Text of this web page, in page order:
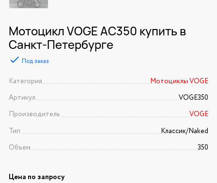
Мотоцикл VOGE AC350 купить в
Санкт-Петербурге
Под заказ
Категория
Мотоциклы VOGE
Артикул
VOGE350
Производитель
VOGE
Тип
Классик/Naked
Объем
350
Цена по запросу